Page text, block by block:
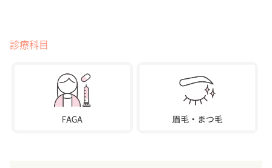
診療科目